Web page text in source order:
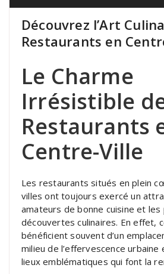
Découvrez l’Art
Restaurants en
Le Charme
Irrésistible
Restaurants
Centre-Ville
Les restaurants situés en plein
villes ont toujours exercé un
amateurs de bonne cuisine et les
découvertes culinaires. En effet,
bénéficient souvent d’un
milieu de l’effervescence
lieux emblématiques qui font la